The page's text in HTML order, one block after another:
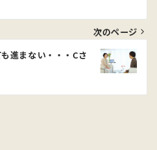
次のページ
進まない・・・Cさ